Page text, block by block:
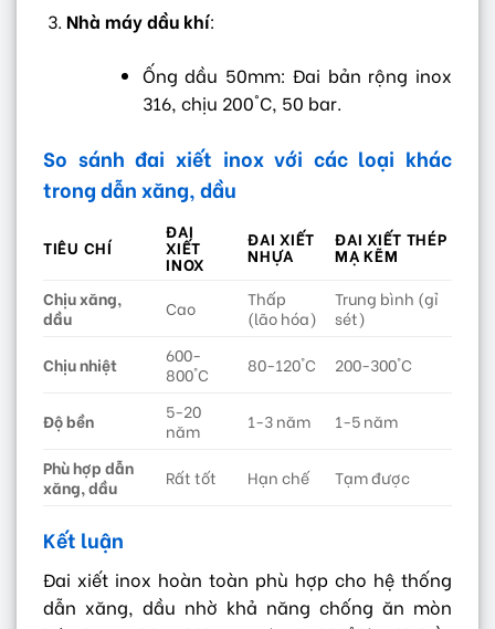
Nhà máy dầu khí:
Ống dầu 50mm: Đai bản rộng inox
316, chịu 200°C, 50 bar.
So sánh đai xiết inox với các loại khác
trong dẫn xăng, dầu
TIÊU CHÍ
ĐAI
XIẾT
INOX
ĐAI XIẾT
NHỰA
ĐAI XIẾT THÉP
MẠ KẼM
Chịu xăng,
dầu
Cao
Thấp
(lão hóa)
Trung bình (gỉ
sét)
Chịu nhiệt
600-
800°C
80-120°C 200-300°C
Độ bền
5-20
năm
1-3 năm
1-5 năm
Phù hợp dẫn
xăng, dầu
Rất tốt Hạn chế Tạm được
Kết luận
Đai xiết inox hoàn toàn phù hợp cho hệ thống
dẫn xăng, dầu nhờ khả năng chống ăn mòn